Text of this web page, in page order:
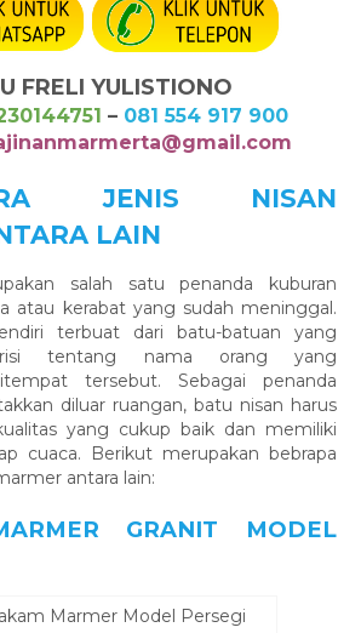
FRELI YULISTIONO
– 081 554 917 900
JENIS NISAN
LAIN
salah satu penanda kuburan
atau kerabat yang sudah meninggal.
terbuat dari batu-batuan yang
tentang nama orang yang
tersebut. Sebagai penanda
diluar ruangan, batu nisan harus
yang cukup baik dan memiliki
cuaca. Berikut merupakan bebrapa
antara lain:
GRANIT MODEL